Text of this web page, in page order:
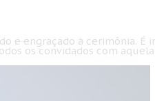
e engraçado à cerimônia. É
os convidados com aquela